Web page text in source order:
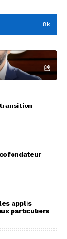
cumulés
8k
dirigeant
applis
particuliers